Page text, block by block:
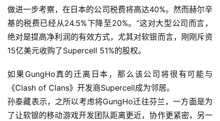
游
戏
业
界
机
游
戏
做进一步考察，在日本的公司税费将高达40%。然而赫尔辛
基的税费已经从24.5%下降至20%。”这对大型公司而言，
绝对是提高净利润的有效方式，尤其对软银而言，刚刚斥资
15亿美元收购了Supercell 51%的股权。
如果GungHo真的迁离日本，那么该公司将很有可能与
《Clash of Clans》开发商Supercell成为邻居。
孙泰藏表示，之所以考虑将GungHo迁往芬兰，一方面是为
了让软银的移动游戏开发团队距离更近，协作更紧密，另一